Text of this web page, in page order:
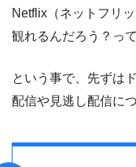
Netflix（ネットフリ
観れるんだろう？っ
という事で、先ずは
配信や見逃し配信に